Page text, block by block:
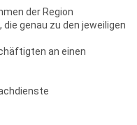
der Region
genau zu den jeweiligen
an einen